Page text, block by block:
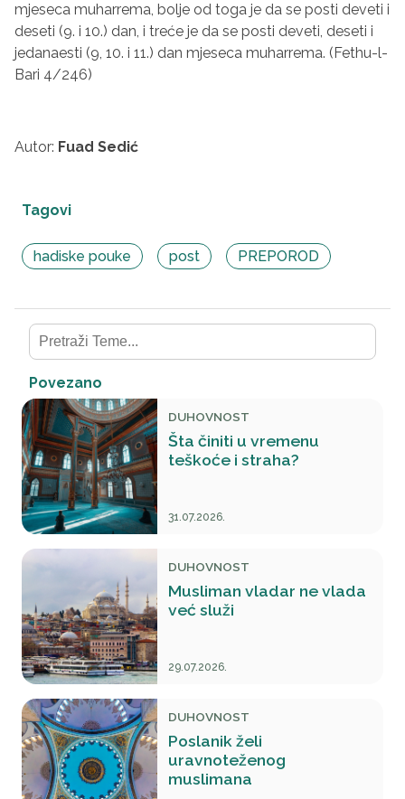
mjeseca muharrema, bolje od toga je da se posti deveti i
deseti (9. i 10.) dan, i treće je da se posti deveti, deseti i
jedanaesti (9, 10. i 11.) dan mjeseca muharrema. (Fethu-l-
Bari 4/246)
Autor: Fuad Sedić
Tagovi
hadiske pouke post PREPOROD
Povezano
DUHOVNOST
Šta činiti u vremenu
teškoće i straha?
31.07.2026.
DUHOVNOST
Musliman vladar ne vlada
već služi
29.07.2026.
DUHOVNOST
Poslanik želi
uravnoteženog
muslimana